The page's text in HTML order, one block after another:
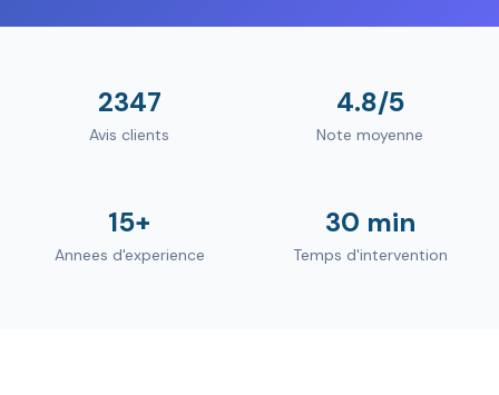
2347
Avis clients
4.8/5
Note moyenne
15+
Annees d'experience
30 min
Temps d'intervention